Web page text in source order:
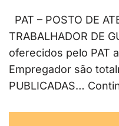
PAT – POSTO DE
TRABALHADOR DE
oferecidos pelo PAT
Empregador são
PUBLICADAS…